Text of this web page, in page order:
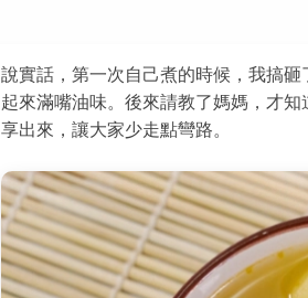
說實話，第一次自己煮的時候，我搞
起來滿嘴油味。後來請教了媽媽，才
享出來，讓大家少走點彎路。